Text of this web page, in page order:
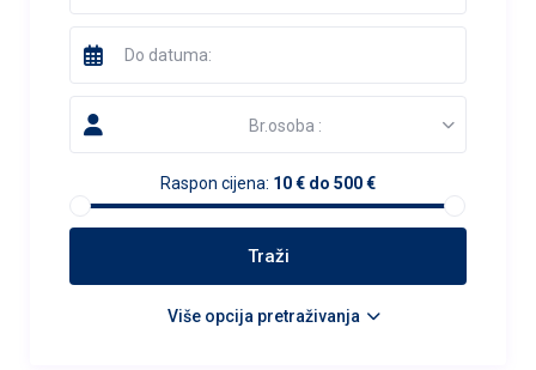
Br.osoba :
Raspon cijena: 10 € do 500 €
Više opcija pretraživanja